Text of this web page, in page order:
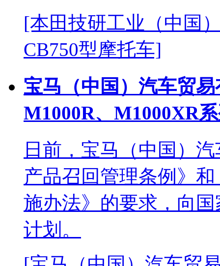
[本田技研工业（中国
CB750型摩托车]
宝马（中国）汽车贸
M1000R、M1000XR
日前，宝马（中国）
产品召回管理条例》
施办法》的要求，向
计划。